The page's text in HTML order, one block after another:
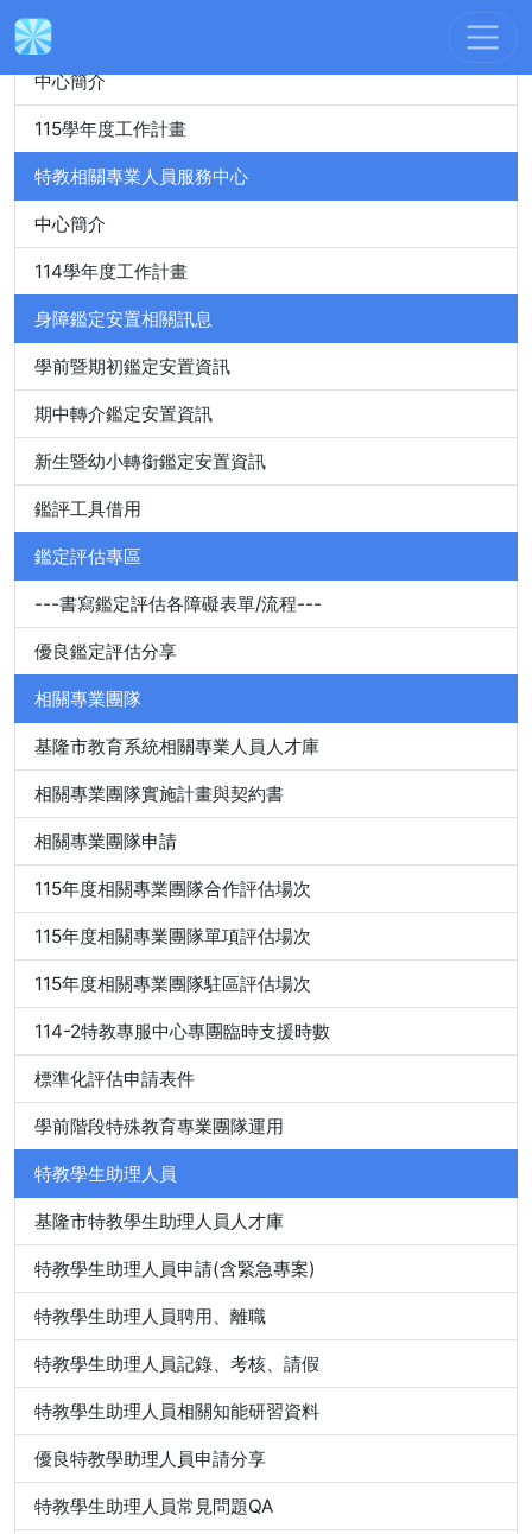
身心障礙特殊教育資源中心
中心簡介
115學年度工作計畫
特教相關專業人員服務中心
中心簡介
114學年度工作計畫
身障鑑定安置相關訊息
學前暨期初鑑定安置資訊
期中轉介鑑定安置資訊
新生暨幼小轉銜鑑定安置資訊
鑑評工具借用
鑑定評估專區
---書寫鑑定評估各障礙表單/流程---
優良鑑定評估分享
相關專業團隊
基隆市教育系統相關專業人員人才庫
相關專業團隊實施計畫與契約書
相關專業團隊申請
115年度相關專業團隊合作評估場次
115年度相關專業團隊單項評估場次
115年度相關專業團隊駐區評估場次
114-2特教專服中心專團臨時支援時數
標準化評估申請表件
學前階段特殊教育專業團隊運用
特教學生助理人員
基隆市特教學生助理人員人才庫
特教學生助理人員申請(含緊急專案)
特教學生助理人員聘用、離職
特教學生助理人員記錄、考核、請假
特教學生助理人員相關知能研習資料
優良特教學助理人員申請分享
特教學生助理人員常見問題QA